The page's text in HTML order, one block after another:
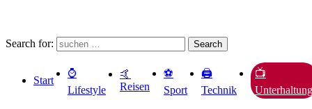
Search for: Search
Start
⌚️
Lifestyle
🤙
Reisen
⚽️
Sport
🖨️
Technik
📺
Unterhaltung